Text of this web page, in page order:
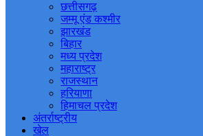
छत्तीसगढ़
जम्मू एंड कश्मीर
झारखंड
बिहार
मध्य प्रदेश
महाराष्ट्र
राजस्थान
हरियाणा
हिमाचल प्रदेश
अंतर्राष्ट्रीय
खेल